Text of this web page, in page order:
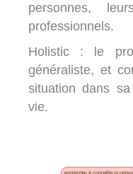
personnes,
professionnels.
Holistic : le
généraliste, et
situation dans
vie.